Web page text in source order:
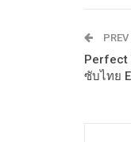
Perfect
ซับไทย